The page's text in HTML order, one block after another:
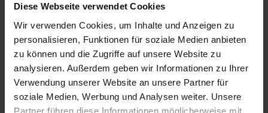
Diese Webseite verwendet Cookies
Wir verwenden Cookies, um Inhalte und Anzeigen zu
personalisieren, Funktionen für soziale Medien anbieten
zu können und die Zugriffe auf unsere Website zu
analysieren. Außerdem geben wir Informationen zu Ihrer
Verwendung unserer Website an unsere Partner für
soziale Medien, Werbung und Analysen weiter. Unsere
Partner führen diese Informationen möglicherweise mit
lose Ware Sackware
2025
Januar
2026
2026
250 €
300 €
350 €